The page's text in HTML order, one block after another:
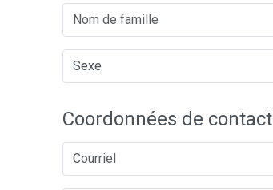
Coordonnées de contact